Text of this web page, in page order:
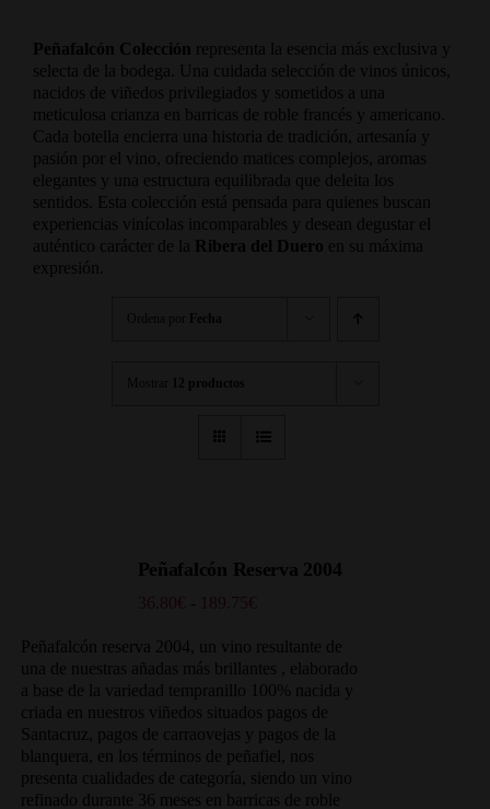
Peñafalcón Colección
representa la esencia más exclusiva y
selecta de la bodega. Una cuidada selección de vinos únicos,
nacidos de viñedos privilegiados y sometidos a una
meticulosa crianza en barricas de roble francés y americano.
Cada botella encierra una historia de tradición, artesanía y
pasión por el vino, ofreciendo matices complejos, aromas
elegantes y una estructura equilibrada que deleita los
sentidos. Esta colección está pensada para quienes buscan
experiencias vinícolas incomparables y desean degustar el
auténtico carácter de la Ribera del Duero en su máxima
expresión.
Ordena por Fecha
Mostrar 12 productos
Peñafalcón Reserva 2004
36.80€ - 189.75€
precios:
desde
36.80€
hasta
189.75€
Peñafalcón reserva 2004, un vino resultante de
una de nuestras añadas más brillantes , elaborado
a base de la variedad tempranillo 100% nacida y
criada en nuestros viñedos situados
pagos de
Santacruz, pagos de carraovejas y pagos de la
blanquera, en los términos de peñafiel, nos
presenta cualidades de categoría, siendo un vino
refinado durante 36 meses en barricas de roble